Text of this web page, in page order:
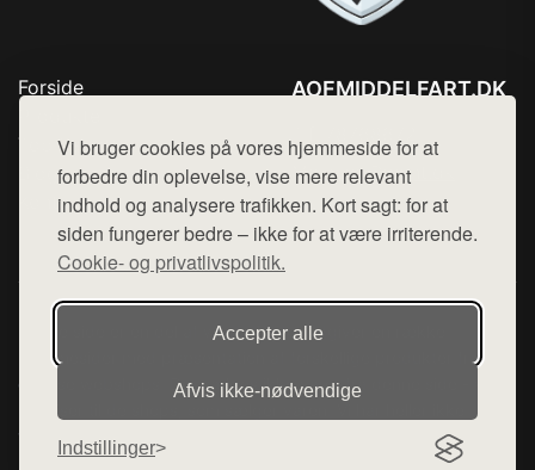
Vi bruger cookies på vores hjemmeside for at
forbedre din oplevelse, vise mere relevant
indhold og analysere trafikken. Kort sagt: for at
siden fungerer bedre – ikke for at være irriterende.
Cookie- og privatlivspolitik.
Accepter alle
Afvis ikke‑nødvendige
Indstillinger
Forside
Top Rabatter
Blog
Kontakt
AOFMIDDELFART.DK
Mail: hej@want.dk
Cookie- og privatlivspolitik
Denne side er en del af want.dk, der udgiver en række
hjemmesider med præsentation af forskellige produkter fra
diverse webshops. Der sælges ikke varer fra denne side - vi
henviser til de shops, som sælger varen. Vi har heller ikke
varerne på lager.